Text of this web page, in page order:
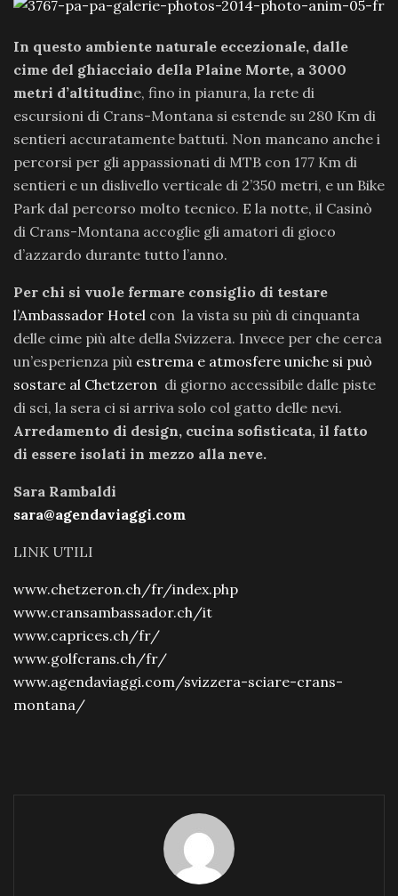
In questo ambiente naturale eccezionale, dalle
cime del ghiacciaio della Plaine Morte, a 3000
metri d’altitudine, fino in pianura, la rete di
escursioni di Crans-Montana si estende su 280 Km di
sentieri accuratamente battuti. Non mancano anche i
percorsi per gli appassionati di MTB con 177 Km di
sentieri e un dislivello verticale di 2’350 metri, e un Bike
Park dal percorso molto tecnico. E la notte, il Casinò
di Crans-Montana accoglie gli amatori di gioco
d’azzardo durante tutto l’anno.
Per chi si vuole fermare consiglio di testare
l’Ambassador Hotel con la vista su più di cinquanta
delle cime più alte della Svizzera. Invece per che cerca
un’esperienza più estrema e atmosfere uniche si può
sostare al Chetzeron di giorno accessibile dalle piste
di sci, la sera ci si arriva solo col gatto delle nevi.
Arredamento di design, cucina sofisticata, il fatto
di essere isolati in mezzo alla neve.
Sara Rambaldi
sara@agendaviaggi.com
LINK UTILI
www.chetzeron.ch/fr/index.php
www.cransambassador.ch/it
www.caprices.ch/fr/
www.golfcrans.ch/fr/
www.agendaviaggi.com/svizzera-sciare-crans-
montana/